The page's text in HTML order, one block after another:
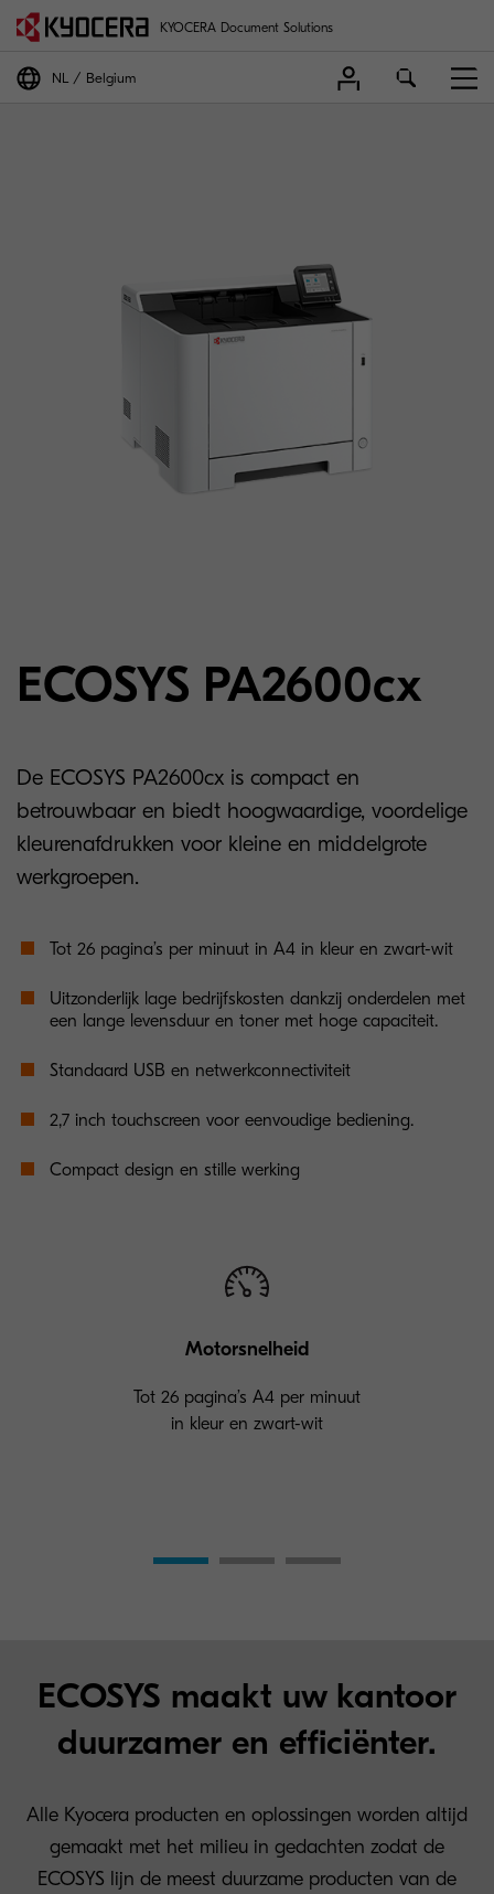
KYOCERA Document Solutions
NL Belgium
ECOSYS PA2600cx
De ECOSYS PA2600cx is compact en
betrouwbaar en biedt hoogwaardige, voordelige
kleurenafdrukken voor kleine en middelgrote
werkgroepen.
Tot 26 pagina’s per minuut in A4 in kleur en zwart-wit
Uitzonderlijk lage bedrijfskosten dankzij onderdelen met
een lange levensduur en toner met hoge capaciteit.
Standaard USB en netwerkconnectiviteit
2,7 inch touchscreen voor eenvoudige bediening.
Compact design en stille werking
Motorsnelheid
Tot 26 pagina’s A4 per minuut
in kleur en zwart-wit
ECOSYS maakt uw kantoor
duurzamer en efficiënter.
Alle Kyocera producten en oplossingen worden altijd
gemaakt met het milieu in gedachten zodat de
ECOSYS lijn de meest duurzame producten van de